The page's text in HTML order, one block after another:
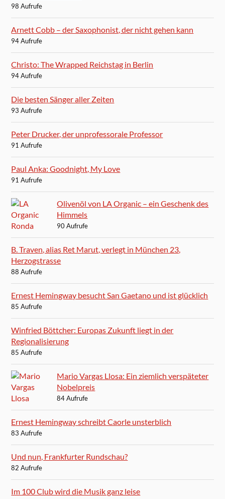
98 Aufrufe
Arnett Cobb – der Saxophonist, der nicht gehen kann
94 Aufrufe
Christo: The Wrapped Reichstag in Berlin
94 Aufrufe
Die besten Sänger aller Zeiten
93 Aufrufe
Peter Drucker, der unprofessorale Professor
91 Aufrufe
Paul Anka: Goodnight, My Love
91 Aufrufe
Olivenöl von LA Organic – ein Geschenk des
Himmels
90 Aufrufe
B. Traven, alias Ret Marut, verlegt in München 23,
Herzogstrasse
88 Aufrufe
Ernest Hemingway besucht San Gaetano und ist glücklich
85 Aufrufe
Winfried Böttcher: Europas Zukunft liegt in der
Regionalisierung
85 Aufrufe
Mario Vargas Llosa: Ein ziemlich verspäteter
Nobelpreis
84 Aufrufe
Ernest Hemingway schreibt Caorle unsterblich
83 Aufrufe
Und nun, Frankfurter Rundschau?
82 Aufrufe
Im 100 Club wird die Musik ganz leise